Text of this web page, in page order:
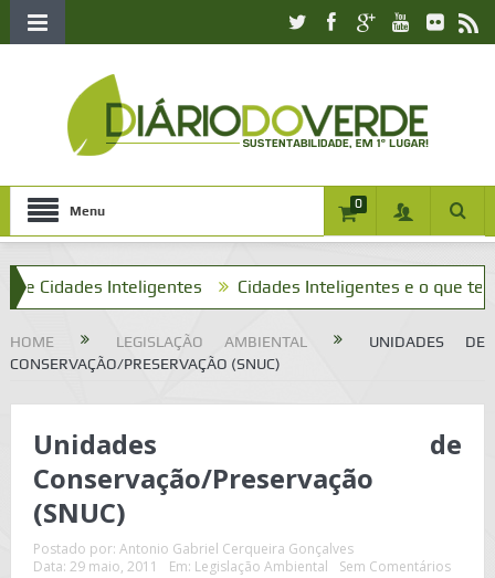
Menu 0
Inteligentes Cidades Inteligentes e o que tenho a
HOME LEGISLAÇÃO AMBIENTAL
UNIDADES DE
CONSERVAÇÃO/PRESERVAÇÃO (SNUC)
Unidades de
Conservação/Preservação
(SNUC)
Postado por: Antonio Gabriel Cerqueira Gonçalves
Data: 29 maio, 2011 Em: Legislação Ambiental Sem Comentários